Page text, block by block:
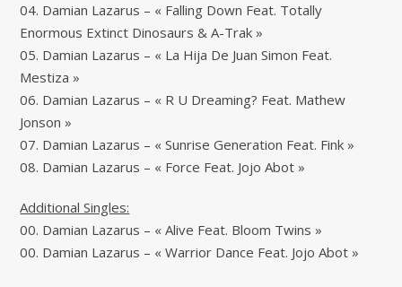
04. Damian Lazarus – « Falling Down Feat. Totally
Enormous Extinct Dinosaurs & A-Trak »
05. Damian Lazarus – « La Hija De Juan Simon Feat.
Mestiza »
06. Damian Lazarus – « R U Dreaming? Feat. Mathew
Jonson »
07. Damian Lazarus – « Sunrise Generation Feat. Fink »
08. Damian Lazarus – « Force Feat. Jojo Abot »
Additional Singles:
00. Damian Lazarus – « Alive Feat. Bloom Twins »
00. Damian Lazarus – « Warrior Dance Feat. Jojo Abot »